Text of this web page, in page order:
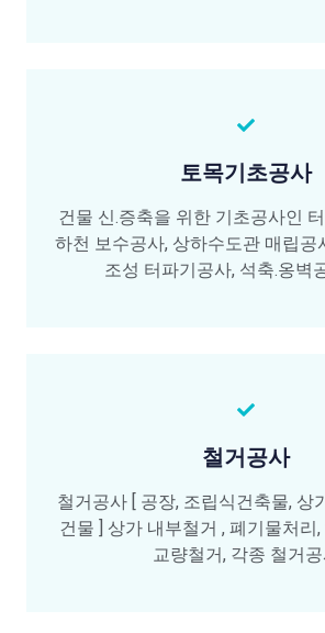
토목기초공사
건물 신.증축을 위한 기초공사인
하천 보수공사, 상하수도관 매립공
조성 터파기공사, 석축.옹벽
철거공사
철거공사 [ 공장, 조립식건축물, 상
건물 ] 상가 내부철거 , 폐기물처리
교량철거, 각종 철거